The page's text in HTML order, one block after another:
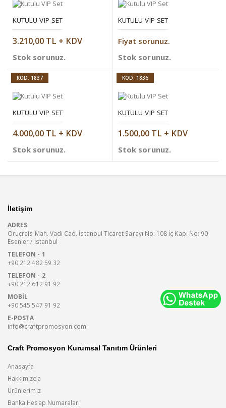
KUTULU VIP SET
3.210,00 TL + KDV
Stok sorunuz.
KUTULU VIP SET
Fiyat sorunuz.
Stok sorunuz.
KOD: 1837
KUTULU VIP SET
4.000,00 TL + KDV
Stok sorunuz.
KOD: 1836
KUTULU VIP SET
1.500,00 TL + KDV
Stok sorunuz.
İletişim
ADRES
Oruçreis Mah. Vadi Cad. İstanbul Ticaret Sarayı No: 108 İç Kapı No: 90
Esenler / İstanbul
TELEFON - 1
+90 212 482 59 32
TELEFON - 2
+90 212 612 91 92
MOBIL
+90 545 547 91 92
E-POSTA
info@craftpromosyon.com
Craft Promosyon Kurumsal Tanıtım Ürünleri
Anasayfa
Hakkımızda
Ürünlerimiz
Banka Hesap Numaraları